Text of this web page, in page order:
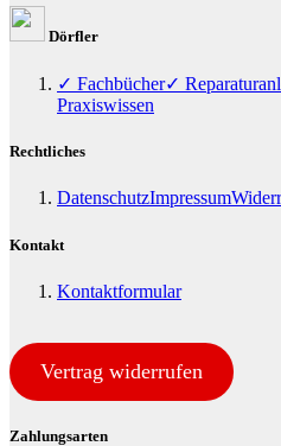
Dörfler
✓ Fachbücher✓
Praxiswissen
Rechtliches
DatenschutzImpressum
Kontakt
Kontaktformular
Vertrag widerrufen
Zahlungsarten